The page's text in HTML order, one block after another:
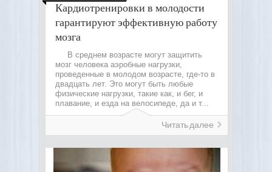
Кардиотренировки в молодости
гарантируют эффективную работу
мозга
В среднем возрасте могут защитить
мозг человека аэробные нагрузки,
проведенные в молодом возрасте, где-то в
двадцать лет. Это могут быть любые
физические нагрузки, такие как, и бег, и
плавание, и езда на велосипеде, да и т...
Читать далее